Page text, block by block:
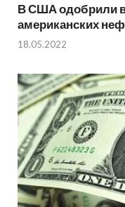
В США одобрили
американских
18.05.2022